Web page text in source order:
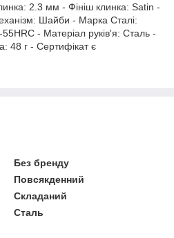
2.3 мм - Фініш клинка: Satin -
Шайби - Марка Сталі:
- Матеріал руків'я: Сталь -
48 г - Сертифікат є
Без бренду
Повсякденний
Складаний
Сталь